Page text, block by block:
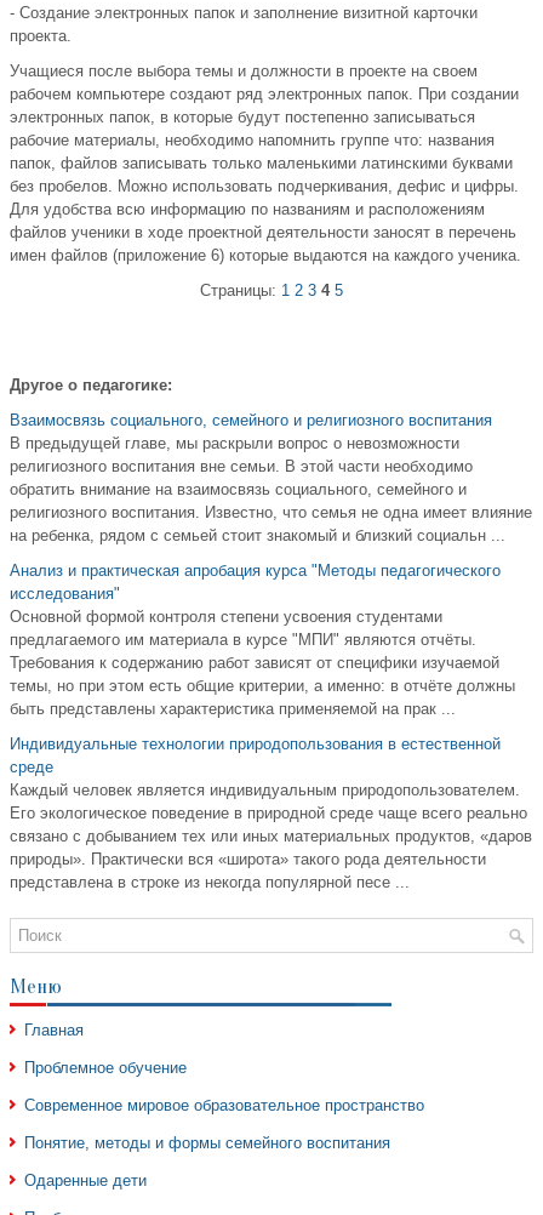
- Создание электронных папок и заполнение визитной карточки
проекта.
Учащиеся после выбора темы и должности в проекте на своем
рабочем компьютере создают ряд электронных папок. При создании
электронных папок, в которые будут постепенно записываться
рабочие материалы, необходимо напомнить группе что: названия
папок, файлов записывать только маленькими латинскими буквами
без пробелов. Можно использовать подчеркивания, дефис и цифры.
Для удобства всю информацию по названиям и расположениям
файлов ученики в ходе проектной деятельности заносят в перечень
имен файлов (приложение 6) которые выдаются на каждого ученика.
Страницы: 1 2 3 4 5
Другое о педагогике:
Взаимосвязь социального, семейного и религиозного воспитания
В предыдущей главе, мы раскрыли вопрос о невозможности
религиозного воспитания вне семьи. В этой части необходимо
обратить внимание на взаимосвязь социального, семейного и
религиозного воспитания. Известно, что семья не одна имеет влияние
на ребенка, рядом с семьей стоит знакомый и близкий социальн ...
Анализ и практическая апробация курса "Методы педагогического
исследования"
Основной формой контроля степени усвоения студентами
предлагаемого им материала в курсе "МПИ" являются отчёты.
Требования к содержанию работ зависят от специфики изучаемой
темы, но при этом есть общие критерии, а именно: в отчёте должны
быть представлены характеристика применяемой на прак ...
Индивидуальные технологии природопользования в естественной
среде
Каждый человек является индивидуальным природопользователем.
Его экологическое поведение в природной среде чаще всего реально
связано с добыванием тех или иных материальных продуктов, «даров
природы». Практически вся «широта» такого рода деятельности
представлена в строке из некогда популярной песе ...
Меню
Главная
Проблемное обучение
Современное мировое образовательное пространство
Понятие, методы и формы семейного воспитания
Одаренные дети